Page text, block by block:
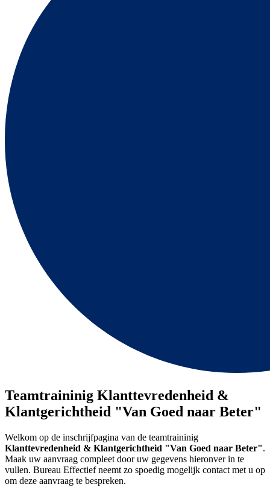
Teamtraininig Klanttevredenheid &
Klantgerichtheid "Van Goed naar Beter"
Welkom op de inschrijfpagina van de teamtraininig
Klanttevredenheid & Klantgerichtheid "Van Goed naar Beter".
Maak uw aanvraag compleet door uw gegevens hieronver in te
vullen. Bureau Effectief neemt zo spoedig mogelijk contact met u op
om deze aanvraag te bespreken.